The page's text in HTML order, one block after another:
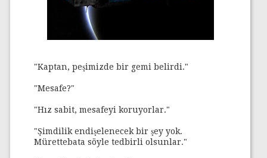
"Kaptan, peşimizde bir gemi belirdi."
"Mesafe?"
"Hız sabit, mesafeyi koruyorlar."
"Şimdilik endişelenecek bir şey yok.
Mürettebata söyle tedbirli olsunlar."